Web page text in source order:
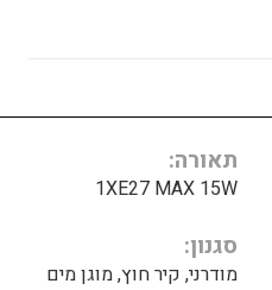
תאורה
1XE27 MAX 15W
סגנון
מודרני, קיר חוץ, מוגן מים